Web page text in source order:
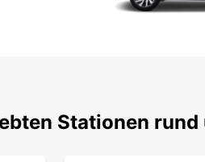
Stationen rund